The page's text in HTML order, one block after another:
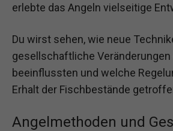
erlebte das Angeln vielseitige
Du wirst sehen, wie neue
gesellschaftliche Veränderungen
beeinflussten und welche
Erhalt der Fischbestände
Angelmethoden und